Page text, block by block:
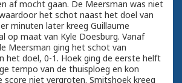
af mocht gaan. De Meersman was niet
het schot naast het doel van
minuten later kreeg Guillaume
op maat van Kyle Doesburg. Vanaf
Meersman ging het schot van
het doel, 0-1. Hoek ging de eerste helft
tempo van de thuisploeg en kon
score niet vergroten. Smitshoek kreeg